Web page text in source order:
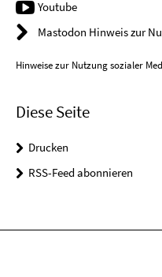
Youtube
Mastodon Hinweis zur
Hinweise zur Nutzung sozialer
Diese Seite
Drucken
RSS-Feed abonnieren